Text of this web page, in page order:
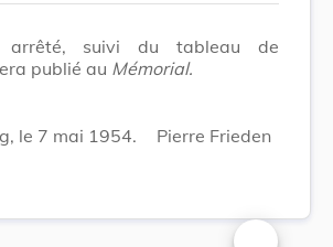
arrêté, suivi du tableau de
publié au Mémorial.
le 7 mai 1954. Pierre Frieden